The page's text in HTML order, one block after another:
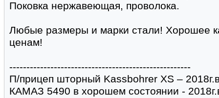
Поковка нержавеющая, проволока.
Любые размеры и марки стали! Хорошее
ценам!
-----------------------------------------------------
П/прицеп шторный Kassbohrer XS –
КАМАЗ 5490 в хорошем состоянии -